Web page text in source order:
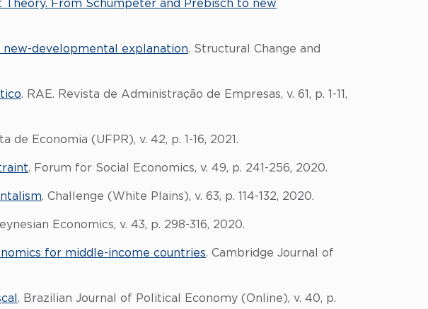
From Schumpeter and Prebisch to new
new-developmental explanation. Structural Change and
. RAE. Revista de Administração de Empresas, v. 61, p. 1-11,
de Economia (UFPR), v. 42, p. 1-16, 2021.
. Forum for Social Economics, v. 49, p. 241-256, 2020.
. Challenge (White Plains), v. 63, p. 114-132, 2020.
Economics, v. 43, p. 298-316, 2020.
for middle-income countries. Cambridge Journal of
. Brazilian Journal of Political Economy (Online), v. 40, p.